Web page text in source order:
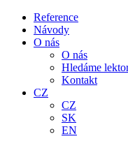
Reference
Návody
O nás
O nás
Hledáme
Kontakt
CZ
CZ
SK
EN